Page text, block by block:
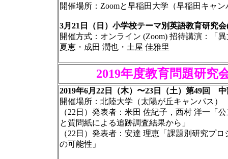
開催場所：Zoomと早稲田大学（早稲田キャン
3月21日（日）小学校テーマ別英語教育研究
開催方式：オンライン (Zoom) 招待講演：「
夏恵・成田 潤也・土屋 佳雅里
2019年度教育問題研究
2019年6月22日（木）〜23日（土）第49回
開催場所：北陸大学（太陽が丘キャンパス）
（22日）発表者：米田 佐紀子，西村 洋一「
と質問紙による追跡調査結果から」
（22日）発表者：安達 理恵「課題別研究プ
の可能性」